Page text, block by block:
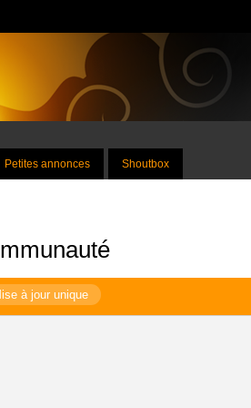
Petites annonces Shoutbox
à jour unique